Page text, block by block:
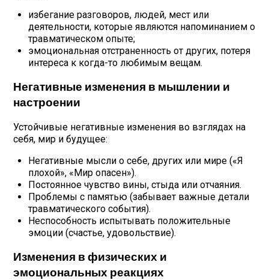
избегание разговоров, людей, мест или
деятельности, которые являются напоминанием о
травматическом опыте;
эмоциональная отстраненность от других, потеря
интереса к когда-то любимым вещам.
Негативные изменения в мышлении и
настроении
Устойчивые негативные изменения во взглядах на
себя, мир и будущее:
Негативные мысли о себе, других или мире («Я
плохой», «Мир опасен»).
Постоянное чувство вины, стыда или отчаяния.
Проблемы с памятью (забывает важные детали
травматического события).
Неспособность испытывать положительные
эмоции (счастье, удовольствие).
Изменения в физических и
эмоциональных реакциях